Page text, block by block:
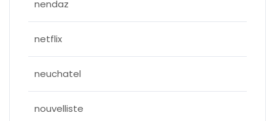
nendaz
netflix
neuchatel
nouvelliste